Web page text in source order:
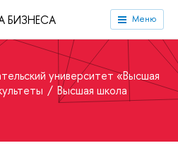
БИЗНЕСА Меню
университет «Высшая
Высшая школа